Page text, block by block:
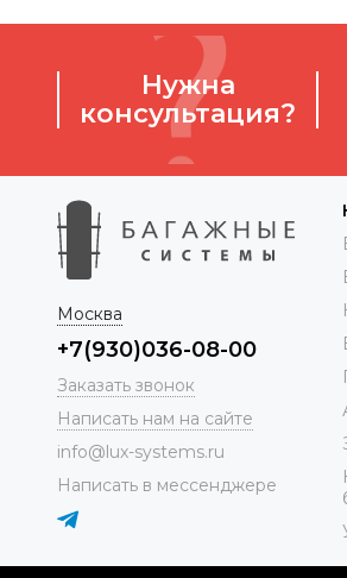
Нужна
консультация?
Москва
+7(930)036-08-00
Заказать звонок
Написать нам на сайте
info@lux-systems.ru
Написать в мессенджере